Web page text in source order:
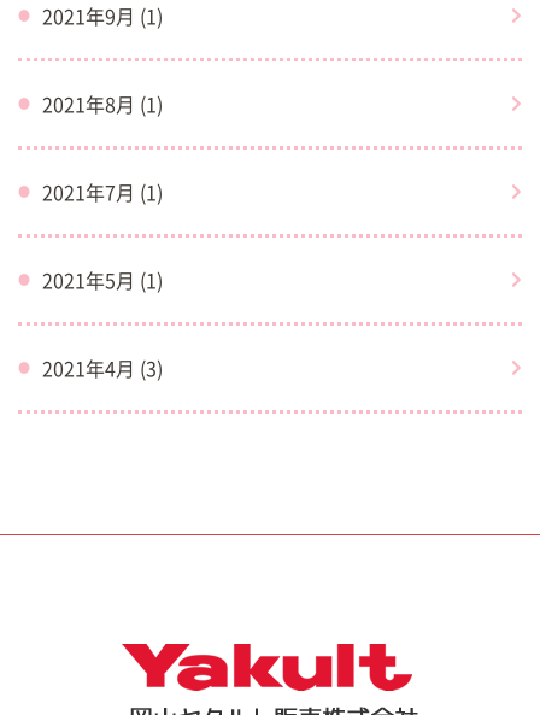
2021年9月 (1)
2021年8月 (1)
2021年7月 (1)
2021年5月 (1)
2021年4月 (3)